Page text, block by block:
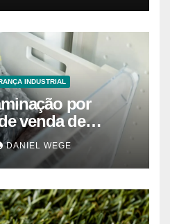
INDUSTRIAL
por
venda de
da América
DANIEL WEGE